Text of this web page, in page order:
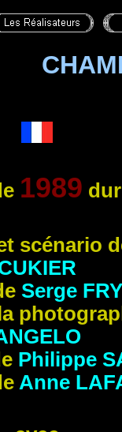
1989
scénario
Serge
Philippe
Anne